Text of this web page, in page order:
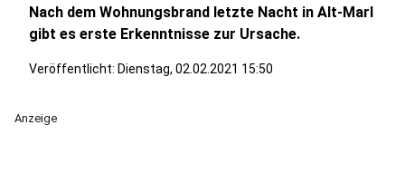
Nach dem Wohnungsbrand letzte Nacht in Alt-Marl
gibt es erste Erkenntnisse zur Ursache.
Veröffentlicht: Dienstag, 02.02.2021 15:50
Anzeige